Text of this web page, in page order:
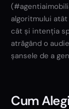
algoritmului
cât și intenția
atrăgând o
șansele de a
Cum